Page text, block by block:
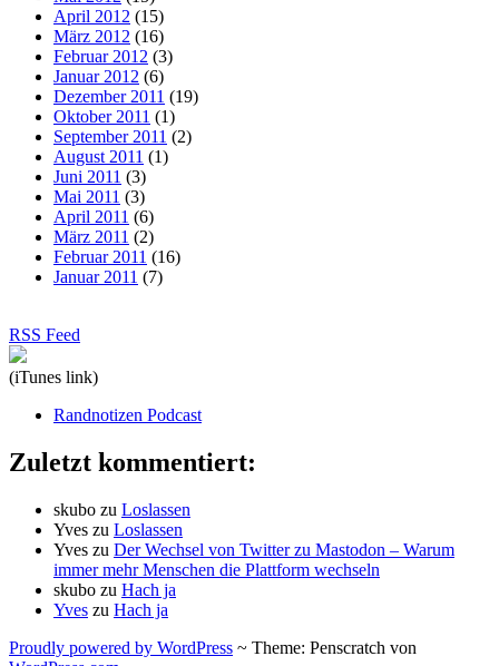
April 2012 (15)
März 2012 (16)
Februar 2012 (3)
Januar 2012 (6)
Dezember 2011 (19)
Oktober 2011 (1)
September 2011 (2)
August 2011 (1)
Juni 2011 (3)
Mai 2011 (3)
April 2011 (6)
März 2011 (2)
Februar 2011 (16)
Januar 2011 (7)
RSS Feed
(iTunes link)
Randnotizen Podcast
Zuletzt kommentiert:
skubo zu Loslassen
Yves zu Loslassen
Yves zu Der Wechsel von Twitter zu Mastodon – Warum
immer mehr Menschen die Plattform wechseln
skubo zu Hach ja
Yves zu Hach ja
Proudly powered by WordPress ~ Theme: Penscratch von